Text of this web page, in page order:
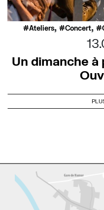
Ateliers, Concert,
Un dimanche